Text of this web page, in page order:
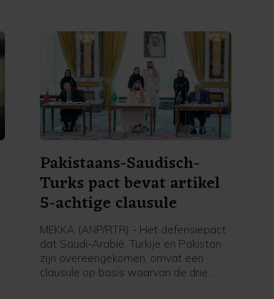
Pakistaans-Saudisch-
Turks pact bevat artikel
5-achtige clausule
MEKKA (ANP/RTR) - Het defensiepact
dat Saudi-Arabië, Turkije en Pakistan
zijn overeengekomen, omvat een
clausule op basis waarvan de drie